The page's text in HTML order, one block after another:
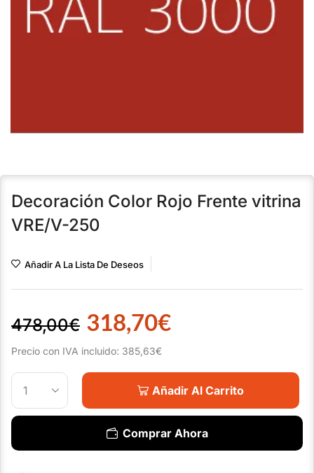
Decoración Color Rojo Frente vitrina
VRE/V-250
Añadir A La Lista De Deseos
478,00€ 318,70€
Precio con IVA incluido: 385,63€
Añadir Al Carrito
Comprar Ahora